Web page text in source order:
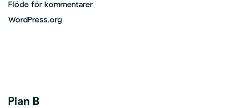
Flöde för kommentarer
WordPress.org
Plan B